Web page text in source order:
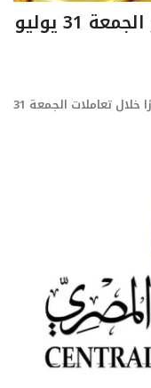
أسعار الذهب اليوم في مصر الجمعة 31 يوليو
شهدت أسعار الذهب اليوم في مصر استقرارًا خلال تعاملات الجمعة 31